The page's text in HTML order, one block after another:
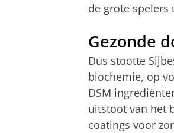
de grote
Gezonde
Dus stootte
biochemie, op
DSM
uitstoot van het
coatings voor